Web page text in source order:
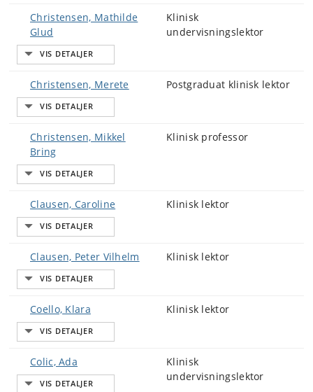
Christensen, Mathilde
Glud
Klinisk
undervisningslektor
Christensen, Merete Postgraduat klinisk lektor
Christensen, Mikkel
Bring
Klinisk professor
Clausen, Caroline Klinisk lektor
Clausen, Peter Vilhelm Klinisk lektor
Coello, Klara Klinisk lektor
Colic, Ada
Klinisk
undervisningslektor